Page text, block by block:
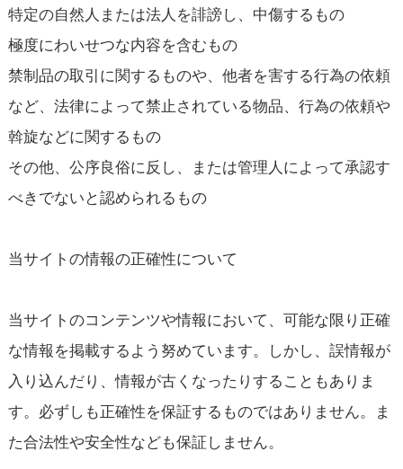
特定の自然人または法人を誹謗し、中傷するもの
極度にわいせつな内容を含むもの
禁制品の取引に関するものや、他者を害する行為の依頼
など、法律によって禁止されている物品、行為の依頼や
斡旋などに関するもの
その他、公序良俗に反し、または管理人によって承認す
べきでないと認められるもの
当サイトの情報の正確性について
当サイトのコンテンツや情報において、可能な限り正確
な情報を掲載するよう努めています。しかし、誤情報が
入り込んだり、情報が古くなったりすることもありま
す。必ずしも正確性を保証するものではありません。ま
た合法性や安全性なども保証しません。